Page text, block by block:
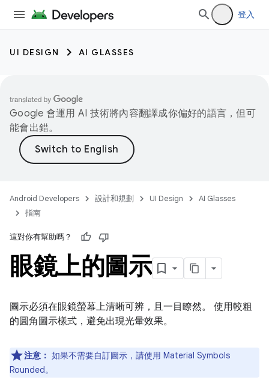
登入
UI DESIGN AI GLASSES
Google 會運用 AI 技術將內容翻譯成你偏好的語言，但可
能會出錯。
Android Developers 設計和規劃 UI Design
AI Glasses
指南
這對你有幫助嗎？
眼鏡上的圖示
圖示必須在眼鏡螢幕上清晰可辨，且一目瞭然。 使用較粗
的圓角圖示樣式，避免出現光暈效果。
注意： 如果不需要自訂圖示，請使用 Material Symbols
Rounded。